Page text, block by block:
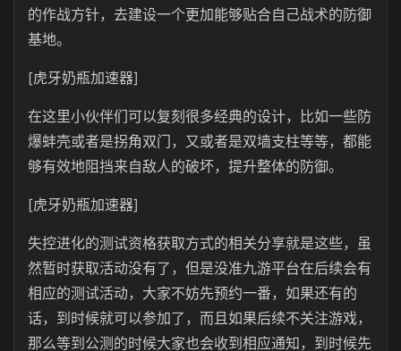
的作战方针，去建设一个更加能够贴合自己战术的防御
基地。
[虎牙奶瓶加速器]
在这里小伙伴们可以复刻很多经典的设计，比如一些防
爆蚌壳或者是拐角双门，又或者是双墙支柱等等，都能
够有效地阻挡来自敌人的破坏，提升整体的防御。
[虎牙奶瓶加速器]
失控进化的测试资格获取方式的相关分享就是这些，虽
然暂时获取活动没有了，但是没准九游平台在后续会有
相应的测试活动，大家不妨先预约一番，如果还有的
话，到时候就可以参加了，而且如果后续不关注游戏，
那么等到公测的时候大家也会收到相应通知，到时候先